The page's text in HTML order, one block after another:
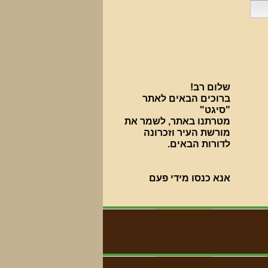
שלום רב!
ברוכים הבאים לאתר
"סיגט"
מטרתנו באתר, לשמר את
מורשת העיר וזכרונה
לדורות הבאים.
בפעם בכדי להתעדכן
***********************************
"סיגט שלנו".